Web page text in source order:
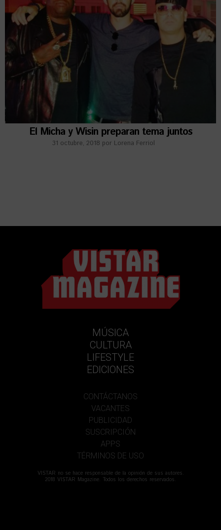
El Micha y Wisin preparan tema juntos
31 octubre, 2018 por Lorena Ferriol
MÚSICA
CULTURA
LIFESTYLE
EDICIONES
CONTÁCTANOS
VACANTES
PUBLICIDAD
SUSCRIPCIÓN
APPS
TÉRMINOS DE USO
VISTAR no se hace responsable de la opinión de sus autores.
2018 VISTAR Magazine. Todos los derechos reservados.